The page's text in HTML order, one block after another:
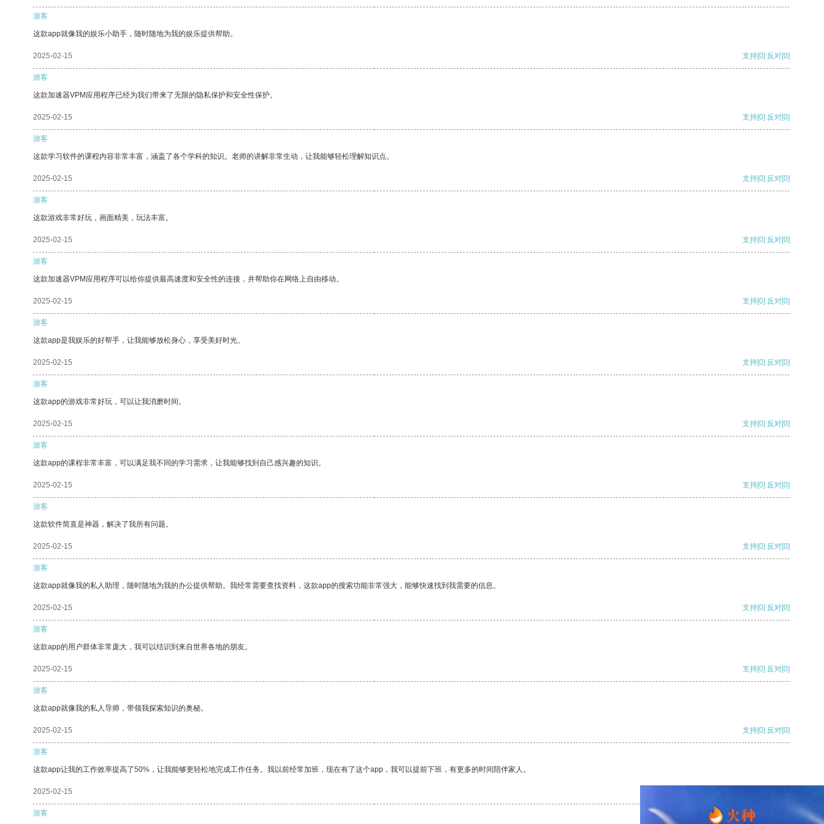
游客
这款app就像我的娱乐小助手，随时随地为我的娱乐提供帮助。
2025-02-15 支持[0] 反对[0]
游客
这款加速器VPM应用程序已经为我们带来了无限的隐私保护和安全性保护。
2025-02-15 支持[0] 反对[0]
游客
这款学习软件的课程内容非常丰富，涵盖了各个学科的知识。老师的讲解非常生动，让我能够轻松理解知识点。
2025-02-15 支持[0] 反对[0]
游客
这款游戏非常好玩，画面精美，玩法丰富。
2025-02-15 支持[0] 反对[0]
游客
这款加速器VPM应用程序可以给你提供最高速度和安全性的连接，并帮助你在网络上自由移动。
2025-02-15 支持[0] 反对[0]
游客
这款app是我娱乐的好帮手，让我能够放松身心，享受美好时光。
2025-02-15 支持[0] 反对[0]
游客
这款app的游戏非常好玩，可以让我消磨时间。
2025-02-15 支持[0] 反对[0]
游客
这款app的课程非常丰富，可以满足我不同的学习需求，让我能够找到自己感兴趣的知识。
2025-02-15 支持[0] 反对[0]
游客
这款软件简直是神器，解决了我所有问题。
2025-02-15 支持[0] 反对[0]
游客
这款app就像我的私人助理，随时随地为我的办公提供帮助。我经常需要查找资料，这款app的搜索功能非常强大，能够快速找到我需要的信息。
2025-02-15 支持[0] 反对[0]
游客
这款app的用户群体非常庞大，我可以结识到来自世界各地的朋友。
2025-02-15 支持[0] 反对[0]
游客
这款app就像我的私人导师，带领我探索知识的奥秘。
2025-02-15 支持[0] 反对[0]
游客
这款app让我的工作效率提高了50%，让我能够更轻松地完成工作任务。我以前经常加班，现在有了这个app，我可以提前下班，有更多的时间陪伴家人。
2025-02-15
游客